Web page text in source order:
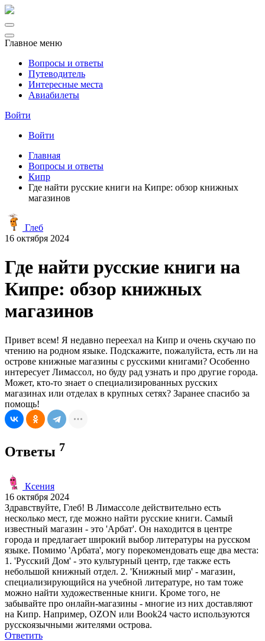
Главное меню
Вопросы и ответы
Путеводитель
Интересные места
Авиабилеты
Войти
Войти
Главная
Вопросы и ответы
Кипр
Где найти русские книги на Кипре: обзор книжных
магазинов
Глеб
16 октября 2024
Где найти русские книги на
Кипре: обзор книжных
магазинов
Привет всем! Я недавно переехал на Кипр и очень скучаю по
чтению на родном языке. Подскажите, пожалуйста, есть ли на
острове книжные магазины с русскими книгами? Особенно
интересует Лимассол, но буду рад узнать и про другие города.
Может, кто-то знает о специализированных русских
магазинах или отделах в крупных сетях? Заранее спасибо за
помощь!
Ответы 7
Ксения
16 октября 2024
Здравствуйте, Глеб! В Лимассоле действительно есть
несколько мест, где можно найти русские книги. Самый
известный магазин - это 'Арбат'. Он находится в центре
города и предлагает широкий выбор литературы на русском
языке. Помимо 'Арбата', могу порекомендовать еще два места:
1. 'Русский Дом' - это культурный центр, где также есть
небольшой книжный отдел. 2. 'Книжный мир' - магазин,
специализирующийся на учебной литературе, но там тоже
можно найти художественные книги. Кроме того, не
забывайте про онлайн-магазины - многие из них доставляют
на Кипр. Например, OZON или Book24 часто используются
русскоязычными жителями острова.
Ответить